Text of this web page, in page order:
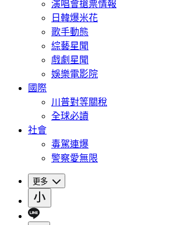
演唱會搶票情報
日韓爆米花
歌手動態
綜藝星聞
戲劇星聞
娛樂電影院
國際
川普對等關稅
全球必讀
社會
毒駕連爆
警察愛無限
更多